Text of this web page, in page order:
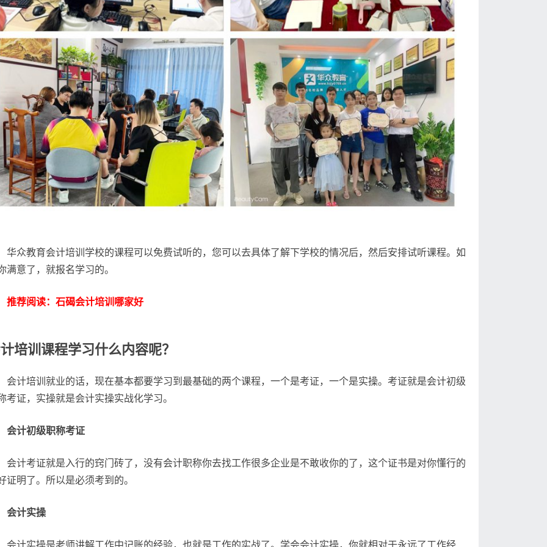
华众教育会计培训学校的课程可以免费试听的，您可以去具体了解下学校的情况后，然后安排试听课程。如
满意了，就报名学习的。
推荐阅读：石碣会计培训哪家好
培训课程学习什么内容呢？
会计培训就业的话，现在基本都要学习到最基础的两个课程，一个是考证，一个是实操。考证就是会计初级
考证，实操就是会计实操实战化学习。
会计初级职称考证
会计考证就是入行的窍门砖了，没有会计职称你去找工作很多企业是不敢收你的了，这个证书是对你懂行的
证明了。所以是必须考到的。
会计实操